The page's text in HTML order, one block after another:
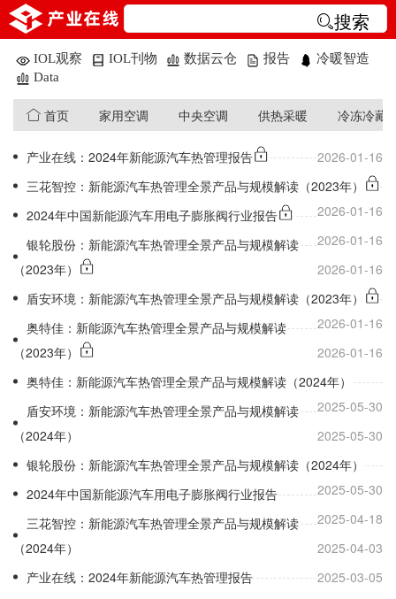
搜索
IOL观察 IOL刊物 数据云仓 报告
冷暖智造
Data
首页 家用空调 中央空调 供热采暖 冷冻冷藏
产业在线：2024年新能源汽车热管理报告
2026-01-16
三花智控：新能源汽车热管理全景产品与规模解读（2023年）
2026-01-16
2024年中国新能源汽车用电子膨胀阀行业报告
2026-01-16
银轮股份：新能源汽车热管理全景产品与规模解读
（2023年）
2026-01-16
盾安环境：新能源汽车热管理全景产品与规模解读（2023年）
2026-01-16
奥特佳：新能源汽车热管理全景产品与规模解读
（2023年）
2026-01-16
奥特佳：新能源汽车热管理全景产品与规模解读（2024年）
2025-05-30
盾安环境：新能源汽车热管理全景产品与规模解读
（2024年）
2025-05-30
银轮股份：新能源汽车热管理全景产品与规模解读（2024年）
2025-05-30
2024年中国新能源汽车用电子膨胀阀行业报告
2025-04-18
三花智控：新能源汽车热管理全景产品与规模解读
（2024年）
2025-04-03
产业在线：2024年新能源汽车热管理报告
2025-03-05